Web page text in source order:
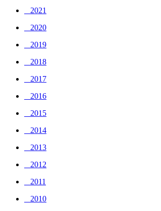
_ 2021
_ 2020
_ 2019
_ 2018
_ 2017
_ 2016
_ 2015
_ 2014
_ 2013
_ 2012
_ 2011
_ 2010